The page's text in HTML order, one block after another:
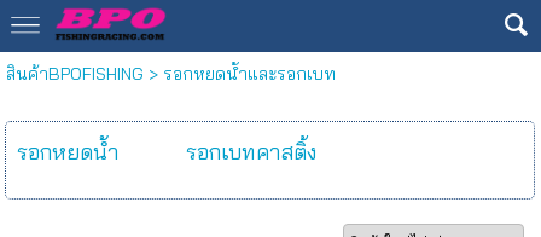
สินค้าBPOFISHING > รอกหยดน้ำและรอกเบท
รอกหยดน้ำ รอกเบทคาสติ้ง